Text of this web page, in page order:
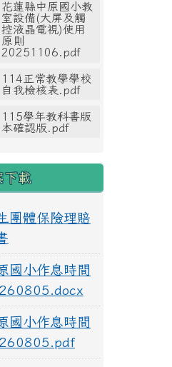
花蓮縣中原國小教
室設備(大屏及觸
控液晶電視)使用
原則
20251106.pdf
114正常教學學校
自我檢核表.pdf
115學年教科書版
本確認版.pdf
下載
團體保險理賠
國小作息時間
國小作息時間